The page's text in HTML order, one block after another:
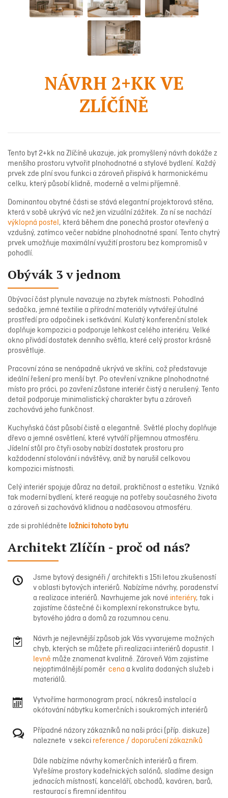
NÁVRH 2+KK VE
ZLÍČÍNĚ
Tento byt 2+kk na Zlíčíně ukazuje, jak promyšlený návrh dokáže z
menšího prostoru vytvořit plnohodnotné a stylové bydlení. Každý
prvek zde plní svou funkci a zároveň přispívá k harmonickému
celku, který působí klidně, moderně a velmi příjemně.
Dominantou obytné části se stává elegantní projektorová stěna,
která v sobě ukrývá víc než jen vizuální zážitek. Za ní se nachází
výklopná postel, která během dne ponechá prostor otevřený a
vzdušný, zatímco večer nabídne plnohodnotné spaní. Tento chytrý
prvek umožňuje maximální využití prostoru bez kompromisů v
pohodlí.
Obývák 3 v jednom
Obývací část plynule navazuje na zbytek místnosti. Pohodlná
sedačka, jemné textilie a přírodní materiály vytvářejí útulné
prostředí pro odpočinek i setkávání. Kulatý konferenční stolek
doplňuje kompozici a podporuje lehkost celého interiéru. Velké
okno přivádí dostatek denního světla, které celý prostor krásně
prosvětluje.
Pracovní zóna se nenápadně ukrývá ve skříni, což představuje
ideální řešení pro menší byt. Po otevření vznikne plnohodnotné
místo pro práci, po zavření zůstane interiér čistý a nerušený. Tento
detail podporuje minimalistický charakter bytu a zároveň
zachovává jeho funkčnost.
Kuchyňská část působí čistě a elegantně. Světlé plochy doplňuje
dřevo a jemné osvětlení, které vytváří příjemnou atmosféru.
Jídelní stůl pro čtyři osoby nabízí dostatek prostoru pro
každodenní stolování i návštěvy, aniž by narušil celkovou
kompozici místnosti.
Celý interiér spojuje důraz na detail, praktičnost a estetiku. Vzniká
tak moderní bydlení, které reaguje na potřeby současného života
a zároveň si zachovává klidnou a nadčasovou atmosféru.
zde si prohlédněte ložnici tohoto bytu
Architekt Zlíčín - proč od nás?
Jsme bytový designéři / architekti s 15ti letou zkušeností
v oblasti bytových interiérů. Nabízíme návrhy, poradenství
a realizace interiérů. Navrhujeme jak nové interiéry, tak i
zajistíme částečné či komplexní rekonstrukce bytu,
bytového jádra a domů za rozumnou cenu.
Návrh je nejlevnější způsob jak Vás vyvarujeme možných
chyb, kterých se můžete při realizaci interiérů dopustit. I
levně může znamenat kvalitně. Zároveň Vám zajistíme
nejoptimálnější poměr cena a kvalita dodaných služeb i
materiálů.
Vytvoříme harmonogram prací, nákresů instalací a
okótování nábytku komerčních i soukromých interiérů
Případné názory zákazníků na naši práci (příp. diskuze)
naleznete v sekci reference / doporučení zákazníků
Dále nabízíme návrhy komerčních interiérů a firem.
Vyřešíme prostory kadeřnických salónů, sladíme design
jednacích místností, kanceláří, obchodů, kaváren, barů,
restaurací s firemní identitou